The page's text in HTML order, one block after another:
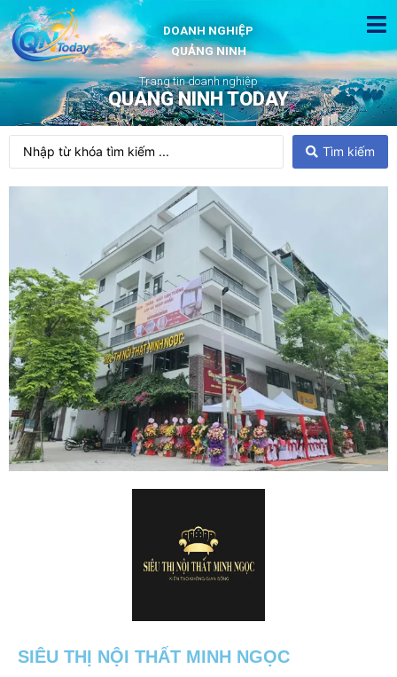
DOANH NGHIỆP
QUẢNG NINH
Trang tin doanh nghiệp
QUANG NINH TODAY
Tìm kiếm
SIÊU THỊ NỘI THẤT MINH NGỌC